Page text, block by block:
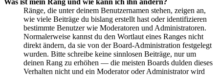
Was ist mein Rang und wie kann ich ihn ändern?
Ränge, die unter deinem Benutzernamen stehen, zeigen an,
wie viele Beiträge du bislang erstellt hast oder identifizieren
bestimmte Benutzer wie Moderatoren und Administratoren.
Normalerweise kannst du den Wortlaut eines Ranges nicht
direkt ändern, da sie von der Board-Administration festgelegt
wurden. Bitte schreibe keine sinnlosen Beiträge, nur um
deinen Rang zu erhöhen — die meisten Boards dulden dieses
Verhalten nicht und ein Moderator oder Administrator wird